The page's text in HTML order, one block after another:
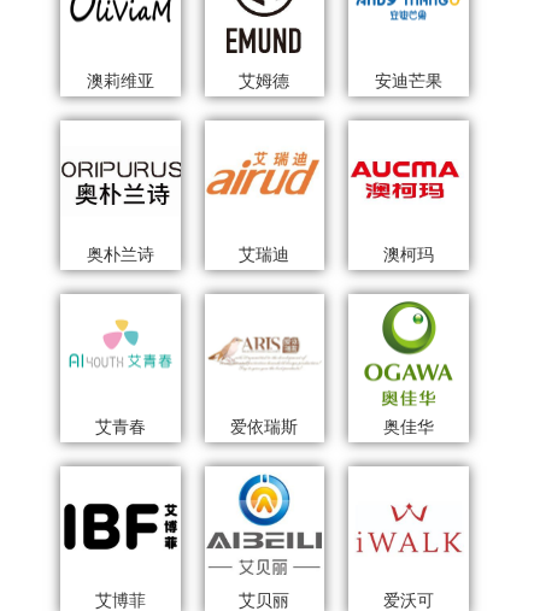
澳莉维亚 艾姆德 安迪芒果
奥朴兰诗 艾瑞迪 澳柯玛
艾青春 爱依瑞斯 奥佳华
艾博菲 艾贝丽 爱沃可